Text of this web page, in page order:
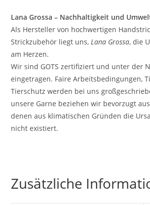
Lana Grossa – Nachhaltigkeit und
Als Hersteller von hochwertigen
Strickzubehör liegt uns,Lana Grossa, die
am Herzen.
Wir sind GOTS zertifiziert und unter der
eingetragen. Faire Arbeitsbedingungen,
Tierschutz werden bei uns
unsere Garne beziehen wir bevorzugt
denen aus klimatischen Gründen die
nicht existiert.
Zusätzliche